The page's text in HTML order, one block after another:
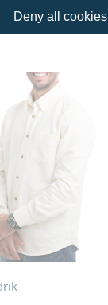
Deny all cookies